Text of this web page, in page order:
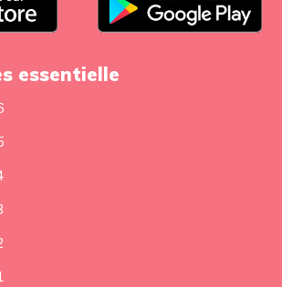
essentielle